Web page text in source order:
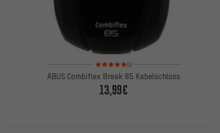
Bewertungen: 5 von 5 basierend auf 2
(2)
ABUS Combiflex Break 85 Kabelschloss
13,99€